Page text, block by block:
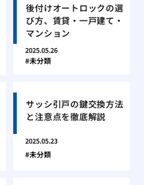
後付けオートロックの選
び方、賃貸・一戸建て・
マンション
2025.05.26
未分類
サッシ引戸の鍵交換方法
と注意点を徹底解説
2025.05.23
未分類